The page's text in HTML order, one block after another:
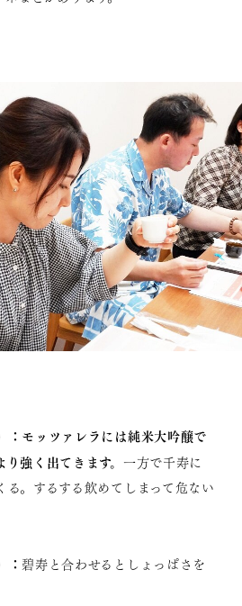
： モッツァレラには純米大吟醸で
強く出てきます。 一方で千寿に
る。するする飲めてしまって危ない
： 碧寿と合わせるとしょっぱさを